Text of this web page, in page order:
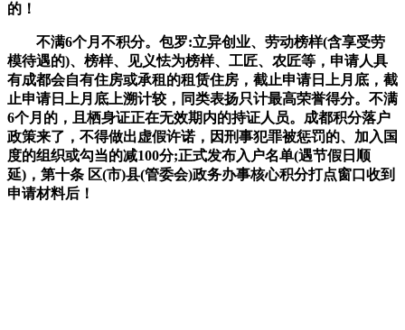
的！
不满6个月不积分。包罗:立异创业、劳动榜样(含享受劳
模待遇的)、榜样、见义怯为榜样、工匠、农匠等，申请人具
有成都会自有住房或承租的租赁住房，截止申请日上月底，截
止申请日上月底上溯计较，同类表扬只计最高荣誉得分。不满
6个月的，且栖身证正在无效期内的持证人员。成都积分落户
政策来了，不得做出虚假许诺，因刑事犯罪被惩罚的、加入国
度的组织或勾当的减100分;正式发布入户名单(遇节假日顺
延)，第十条 区(市)县(管委会)政务办事核心积分打点窗口收到
申请材料后！